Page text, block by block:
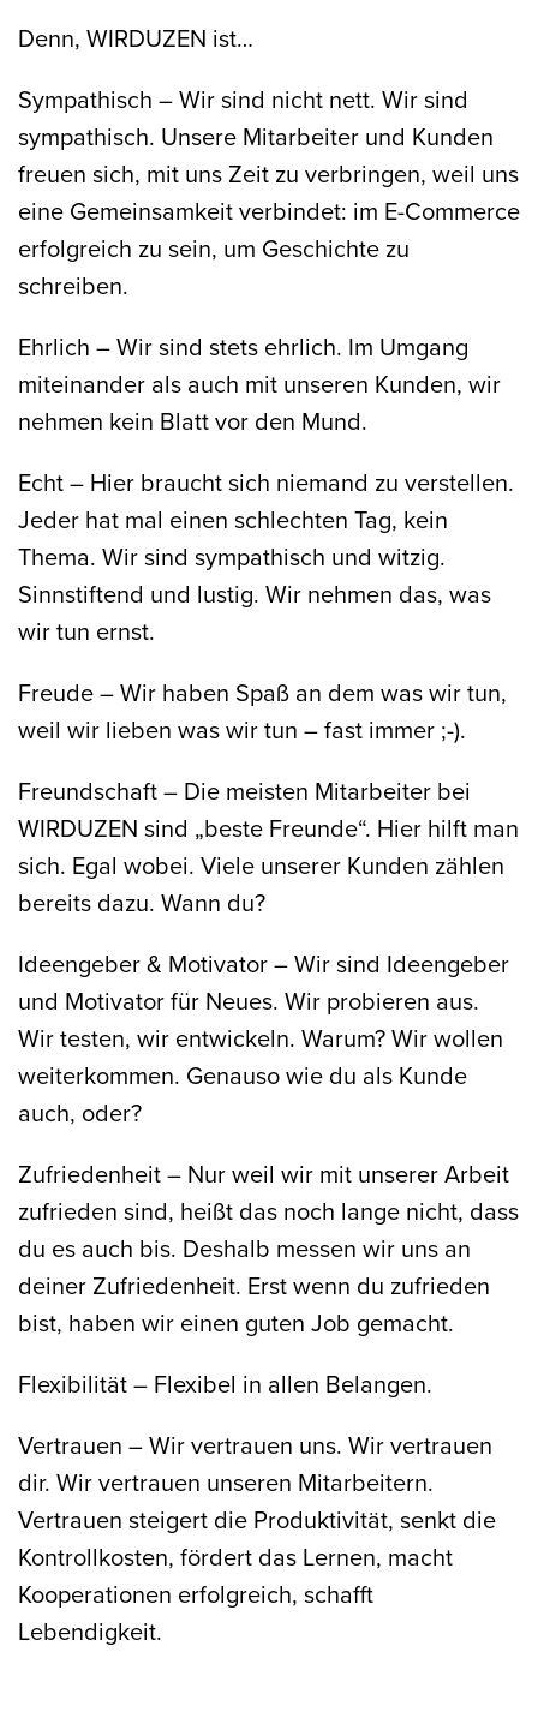
Denn, WIRDUZEN ist…
Sympathisch – Wir sind nicht nett. Wir sind
sympathisch. Unsere Mitarbeiter und Kunden
freuen sich, mit uns Zeit zu verbringen, weil uns
eine Gemeinsamkeit verbindet: im E-Commerce
erfolgreich zu sein, um Geschichte zu
schreiben.
Ehrlich – Wir sind stets ehrlich. Im Umgang
miteinander als auch mit unseren Kunden, wir
nehmen kein Blatt vor den Mund.
Echt– Hier braucht sich niemand zu verstellen.
Jeder hat mal einen schlechten Tag, kein
Thema. Wir sind sympathisch und witzig.
Sinnstiftend und lustig. Wir nehmen das, was
wir tun ernst.
Freude– Wir haben Spaß an dem was wir tun,
weil wir lieben was wir tun – fast immer ;-).
Freundschaft– Die meisten Mitarbeiter bei
WIRDUZEN sind „beste Freunde“. Hier hilft man
sich. Egal wobei. Viele unserer Kunden zählen
bereits dazu. Wann du?
Ideengeber & Motivator– Wir sind Ideengeber
und Motivator für Neues. Wir probieren aus.
Wir testen, wir entwickeln. Warum? Wir wollen
weiterkommen. Genauso wie du als Kunde
auch, oder?
Zufriedenheit– Nur weil wir mit unserer Arbeit
zufrieden sind, heißt das noch lange nicht, dass
du es auch bis. Deshalb messen wir uns an
deiner Zufriedenheit. Erst wenn du zufrieden
bist, haben wir einen guten Job gemacht.
Flexibilität– Flexibel in allen Belangen.
Vertrauen – Wir vertrauen uns. Wir vertrauen
dir. Wir vertrauen unseren Mitarbeitern.
Vertrauen steigert die Produktivität, senkt die
Kontrollkosten, fördert das Lernen, macht
Kooperationen erfolgreich, schafft
Lebendigkeit.